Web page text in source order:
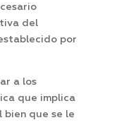
del
por
a los
que implica
que se le